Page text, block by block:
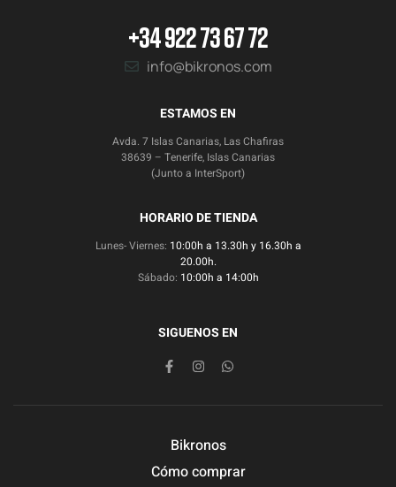
+34 922 73 67 72
info@bikronos.com
ESTAMOS EN
Avda. 7 Islas Canarias, Las Chafiras
38639 – Tenerife, Islas Canarias
(Junto a InterSport)
HORARIO DE TIENDA
Lunes- Viernes: 10:00h a 13.30h y 16.30h a
20.00h.
Sábado: 10:00h a 14:00h
SIGUENOS EN
Bikronos
Cómo comprar